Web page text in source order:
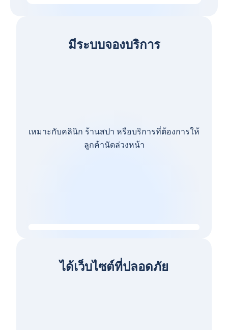
มีระบบจองบริการ
เหมาะกับคลินิก ร้านสปา หรือบริการที่ต้องการให้
ลูกค้านัดล่วงหน้า
ได้เว็บไซต์ที่ปลอดภัย